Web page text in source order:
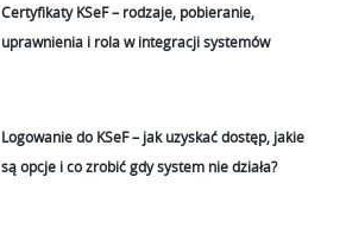
Certyfikaty KSeF – rodzaje, pobieranie,
uprawnienia i rola w integracji systemów
Logowanie do KSeF – jak uzyskać dostęp, jakie
są opcje i co zrobić gdy system nie działa?